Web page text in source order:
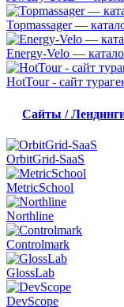
Topmassager —
Energy-Velo —
HotTour - сайт
Сайты /
OrbitGrid-SaaS
MetricSchool
Northline
Controlmark
GlossLab
DevScope